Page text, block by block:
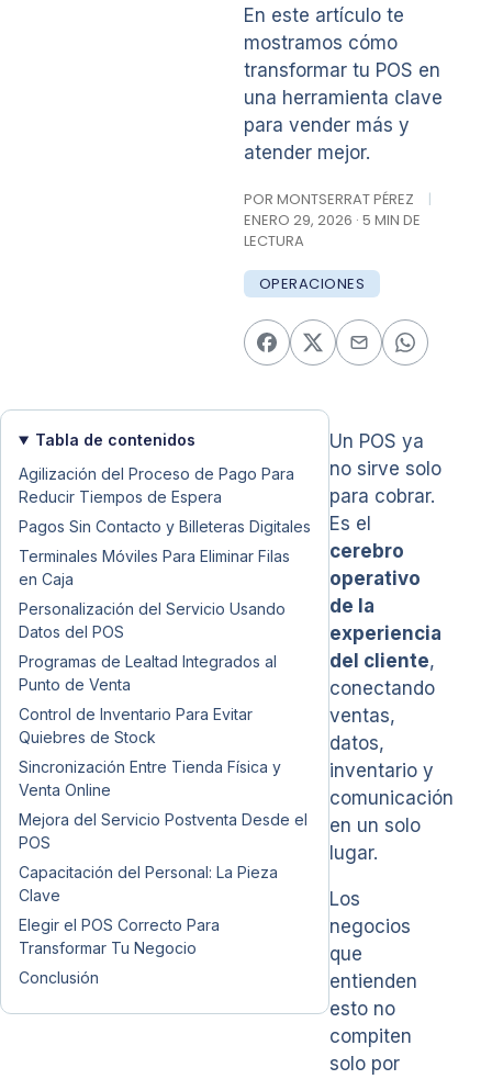
En este artículo te
mostramos cómo
transformar tu POS en
una herramienta clave
para vender más y
atender mejor.
POR MONTSERRAT PÉREZ
|
ENERO 29, 2026 · 5 MIN DE
LECTURA
OPERACIONES
Tabla de contenidos
Agilización del Proceso de Pago Para
Reducir Tiempos de Espera
Pagos Sin Contacto y Billeteras Digitales
Terminales Móviles Para Eliminar Filas
en Caja
Personalización del Servicio Usando
Datos del POS
Programas de Lealtad Integrados al
Punto de Venta
Control de Inventario Para Evitar
Quiebres de Stock
Sincronización Entre Tienda Física y
Venta Online
Mejora del Servicio Postventa Desde el
POS
Capacitación del Personal: La Pieza
Clave
Elegir el POS Correcto Para
Transformar Tu Negocio
Conclusión
Un POS ya
no sirve solo
para cobrar.
Es el
cerebro
operativo
de la
experiencia
del cliente,
conectando
ventas,
datos,
inventario y
comunicación
en un solo
lugar.
Los
negocios
que
entienden
esto no
compiten
solo por